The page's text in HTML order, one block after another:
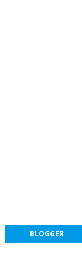
BLOGGER